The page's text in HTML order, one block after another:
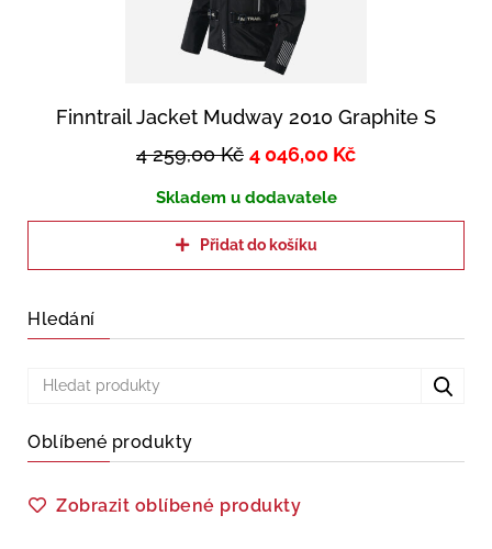
Finntrail Jacket Mudway 2010 Graphite S
4 259,00Kč 4 046,00 Kč
Skladem u dodavatele
Přidat do košíku
Hledání
Oblíbené produkty
Zobrazit oblíbené produkty